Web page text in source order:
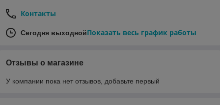
Контакты
Сегодня выходнойПоказать весь график работы
Отзывы о магазине
У компании пока нет отзывов, добавьте первый